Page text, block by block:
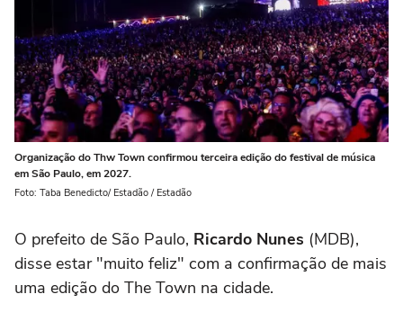
Organização do Thw Town confirmou terceira edição do festival de música
em São Paulo, em 2027.
Foto: Taba Benedicto/ Estadão / Estadão
O prefeito de São Paulo, Ricardo Nunes (MDB),
disse estar "muito feliz" com a confirmação de mais
uma edição do The Town na cidade.